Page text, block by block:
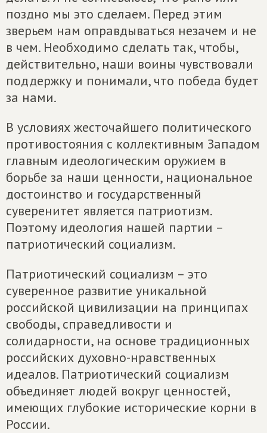
поздно мы это сделаем. Перед этим
зверьем нам оправдываться незачем и не
в чем. Необходимо сделать так, чтобы,
действительно, наши воины чувствовали
поддержку и понимали, что победа будет
за нами.
В условиях жесточайшего политического
противостояния с коллективным Западом
главным идеологическим оружием в
борьбе за наши ценности, национальное
достоинство и государственный
суверенитет является патриотизм.
Поэтому идеология нашей партии –
патриотический социализм.
Патриотический социализм – это
суверенное развитие уникальной
российской цивилизации на принципах
свободы, справедливости и
солидарности, на основе традиционных
российских духовно-нравственных
идеалов. Патриотический социализм
объединяет людей вокруг ценностей,
имеющих глубокие исторические корни в
России.